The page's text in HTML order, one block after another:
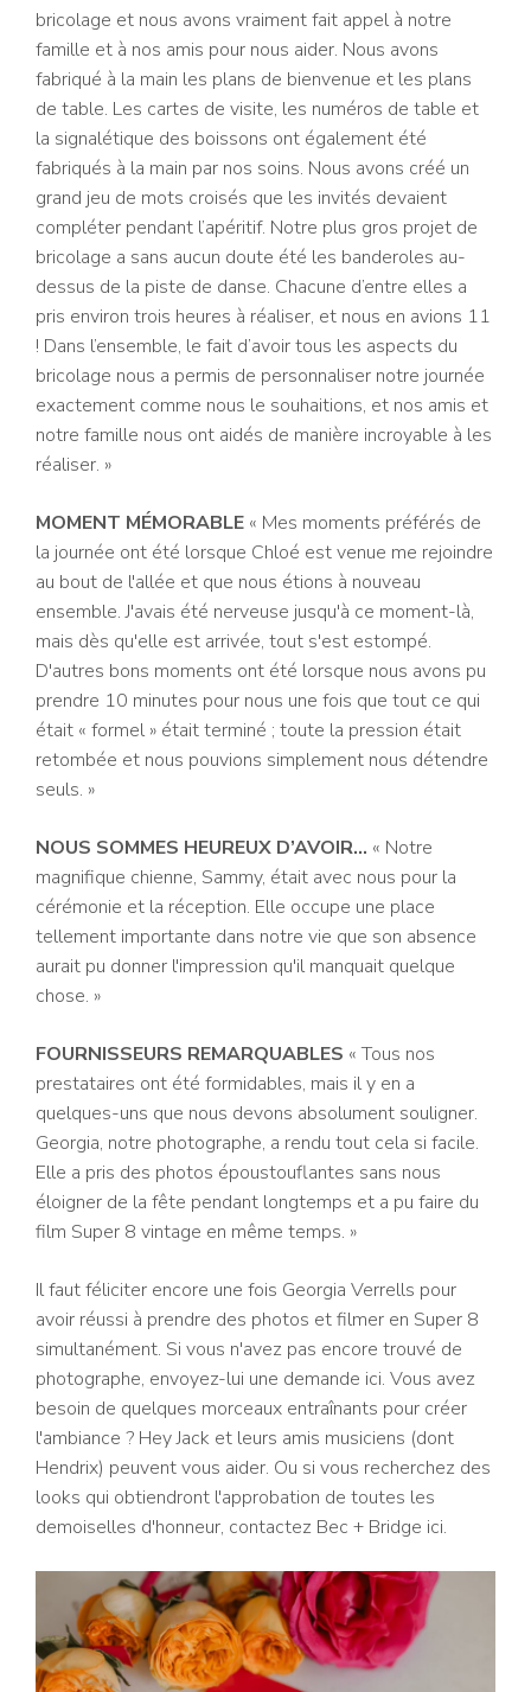
bricolage et nous avons vraiment fait appel à notre
famille et à nos amis pour nous aider. Nous avons
fabriqué à la main les plans de bienvenue et les plans
de table. Les cartes de visite, les numéros de table et
la signalétique des boissons ont également été
fabriqués à la main par nos soins. Nous avons créé un
grand jeu de mots croisés que les invités devaient
compléter pendant l’apéritif. Notre plus gros projet de
bricolage a sans aucun doute été les banderoles au-
dessus de la piste de danse. Chacune d’entre elles a
pris environ trois heures à réaliser, et nous en avions 11
! Dans l’ensemble, le fait d’avoir tous les aspects du
bricolage nous a permis de personnaliser notre journée
exactement comme nous le souhaitions, et nos amis et
notre famille nous ont aidés de manière incroyable à les
réaliser. »
MOMENT MÉMORABLE « Mes moments préférés de
la journée ont été lorsque Chloé est venue me rejoindre
au bout de l'allée et que nous étions à nouveau
ensemble. J'avais été nerveuse jusqu'à ce moment-là,
mais dès qu'elle est arrivée, tout s'est estompé.
D'autres bons moments ont été lorsque nous avons pu
prendre 10 minutes pour nous une fois que tout ce qui
était « formel » était terminé ; toute la pression était
retombée et nous pouvions simplement nous détendre
seuls. »
NOUS SOMMES HEUREUX D’AVOIR… « Notre
magnifique chienne, Sammy, était avec nous pour la
cérémonie et la réception. Elle occupe une place
tellement importante dans notre vie que son absence
aurait pu donner l'impression qu'il manquait quelque
chose. »
FOURNISSEURS REMARQUABLES « Tous nos
prestataires ont été formidables, mais il y en a
quelques-uns que nous devons absolument souligner.
Georgia, notre photographe, a rendu tout cela si facile.
Elle a pris des photos époustouflantes sans nous
éloigner de la fête pendant longtemps et a pu faire du
film Super 8 vintage en même temps. »
Il faut féliciter encore une fois Georgia Verrells pour
avoir réussi à prendre des photos et filmer en Super 8
simultanément. Si vous n'avez pas encore trouvé de
photographe, envoyez-lui une demande ici. Vous avez
besoin de quelques morceaux entraînants pour créer
l'ambiance ? Hey Jack et leurs amis musiciens (dont
Hendrix) peuvent vous aider. Ou si vous recherchez des
looks qui obtiendront l'approbation de toutes les
demoiselles d'honneur, contactez Bec + Bridge ici.